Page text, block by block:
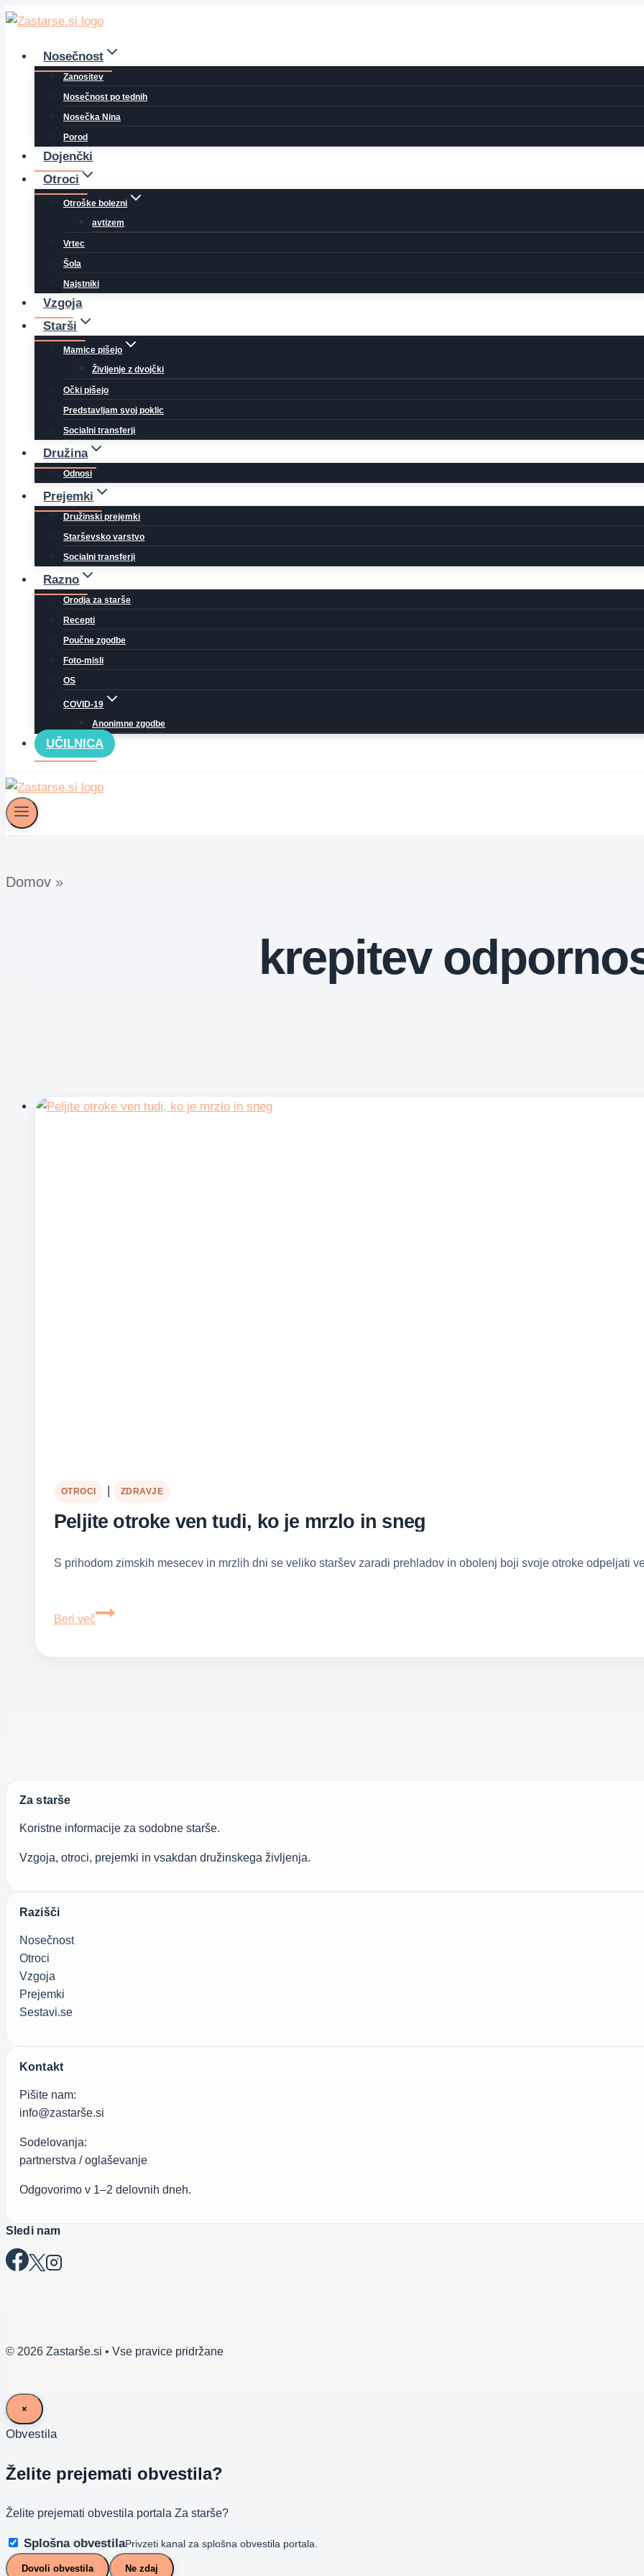
Skip
contentNosečnost
Zanositev
Nosečnost po tednih
Nosečka Nina
Porod
Dojenčki
Otroci
Otroške bolezni
avtizem
Vrtec
Šola
Najstniki
Vzgoja
Starši
Mamice pišejo
Življenje z dvojčki
Očki pišejo
Predstavljam svoj poklic
Socialni transferji
Družina
Odnosi
Prejemki
Družinski prejemki
Starševsko varstvo
Socialni transferji
Razno
Orodja za starše
Recepti
Poučne zgodbe
Foto-misli
OS
COVID-19
Anonimne zgodbe
UČILNICA
Domov »
krepitev
OTROCI | ZDRAVJE
Peljite otroke ven tudi, ko je mrzlo in sneg
S prihodom zimskih mesecev in mrzlih dni se veliko staršev zaradi prehladov in obolenj boji svoje otroke odpeljati
Beri več
Peljite
Za starše
Koristne informacije za sodobne starše.
Vzgoja, otroci, prejemki in vsakdan družinskega življenja.
Razišči
Nosečnost
Otroci
Vzgoja
Prejemki
Sestavi.se
Kontakt
Pišite nam:
info@zastarše.si
Sodelovanja:
partnerstva / oglaševanje
Odgovorimo v 1–2 delovnih dneh.
Sledi nam
© 2026 Zastarše.si • Vse pravice pridržane
×
Obvestila
Želite prejemati obvestila?
Želite prejemati obvestila portala Za starše?
Splošna obvestilaPrivzeti kanal za splošna obvestila portala.
Dovoli obvestila Ne zdaj